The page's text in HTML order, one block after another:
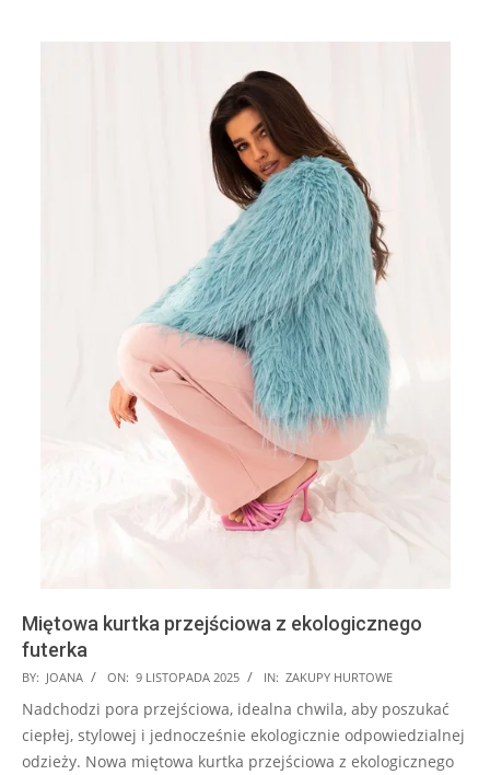
Miętowa kurtka przejściowa z ekologicznego
futerka
2025-
11-
09
BY: JOANA ON: 9 LISTOPADA 2025 IN: ZAKUPY HURTOWE
Nadchodzi pora przejściowa, idealna chwila, aby poszukać
ciepłej, stylowej i jednocześnie ekologicznie odpowiedzialnej
odzieży. Nowa miętowa kurtka przejściowa z ekologicznego